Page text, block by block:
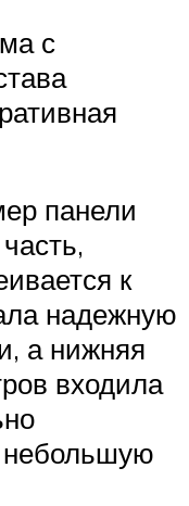
с
панели
к
надежную
а нижняя
входила
небольшую